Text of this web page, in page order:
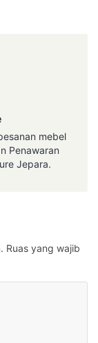
mebel
Penawaran
Jepara.
Ruas yang wajib